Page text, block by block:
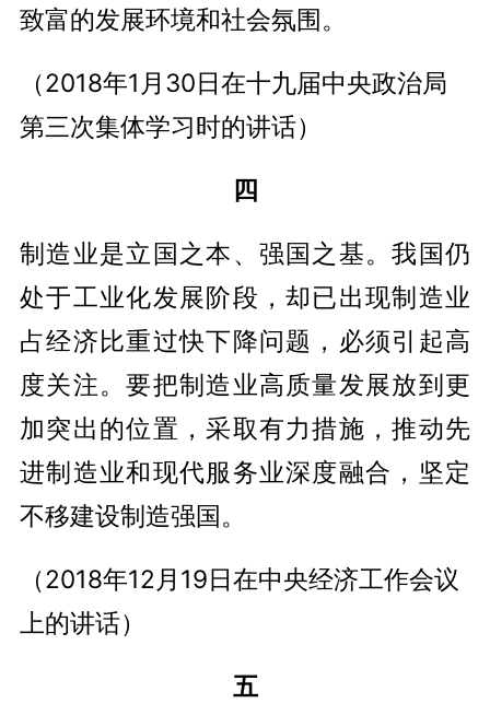
致富的发展环境和社会氛围。
（2018年1月30日在十九届中央政治局
第三次集体学习时的讲话）
四
制造业是立国之本、强国之基。我国仍
处于工业化发展阶段，却已出现制造业
占经济比重过快下降问题，必须引起高
度关注。要把制造业高质量发展放到更
加突出的位置，采取有力措施，推动先
进制造业和现代服务业深度融合，坚定
不移建设制造强国。
（2018年12月19日在中央经济工作会议
上的讲话）
五